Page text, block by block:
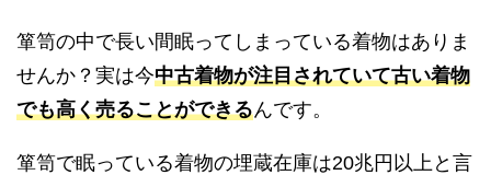
箪笥の中で長い間眠ってしまっている着物はありま
せんか？実は今中古着物が注目されていて古い着物
でも高く売ることができるんです。
箪笥で眠っている着物の埋蔵在庫は20兆円以上と言